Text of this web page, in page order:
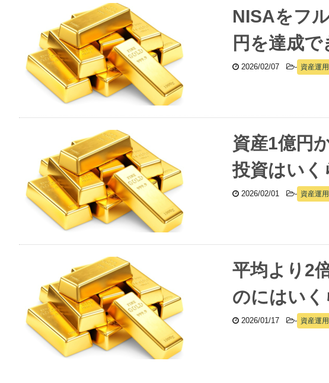
NISAをフ
円を達成で
2026/02/07 - 資産運用
資産1億円
投資はいく
2026/02/01 - 資産運用
平均より2
のにはいく
2026/01/17 - 資産運用